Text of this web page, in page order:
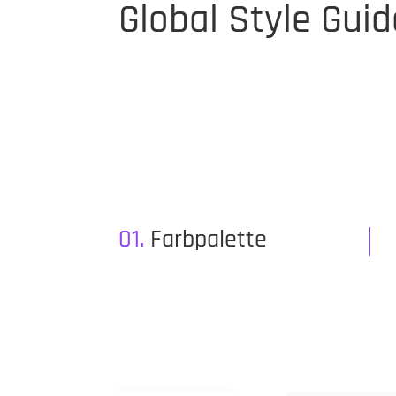
Global Style
01. Farbpalette